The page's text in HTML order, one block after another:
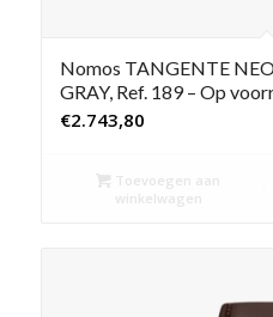
Nomos TANGENTE
GRAY, Ref. 189 – Op
€2.743,80
Toevoegen aan
winkelwagen